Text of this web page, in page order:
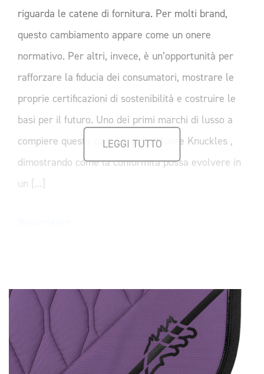
LEGGI TUTTO
riguarda le catene di fornitura. Per molti brand,
questo cambiamento appare come un onere
normativo. Per altri, invece, è un’opportunità per
rafforzare la fiducia dei consumatori, mostrare le
proprie certificazioni di sostenibilità e costruire le
basi per il futuro. Uno dei primi marchi di lusso a
compiere questo passo è stato Moose Knuckles ,
dimostrando come la conformità possa evolvere in
un [...]